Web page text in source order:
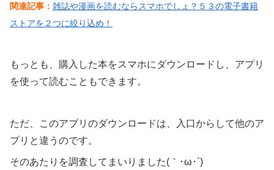
関連記事： 雑誌や漫画を読むならスマホでしょ？５３の電子書籍
ストアを２つに絞り込め！
もっとも、購入した本をスマホにダウンロードし、アプリ
を使って読むこともできます。
ただ、このアプリのダウンロードは、入口からして他のア
プリと違うのです。
そのあたりを調査してまいりました(｀･ω･´)ゞ